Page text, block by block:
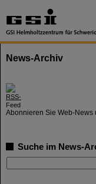
News-Archiv
Abonnieren Sie Web-News
Suche im News-